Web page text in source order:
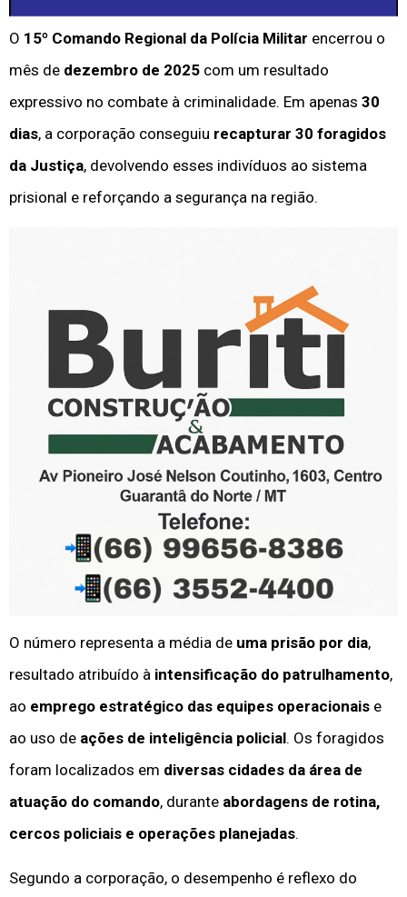
O 15º Comando Regional da Polícia Militar encerrou o
mês de dezembro de 2025 com um resultado
expressivo no combate à criminalidade. Em apenas 30
dias, a corporação conseguiu recapturar 30 foragidos
da Justiça, devolvendo esses indivíduos ao sistema
prisional e reforçando a segurança na região.
O número representa a média de uma prisão por dia,
resultado atribuído à intensificação do patrulhamento,
ao emprego estratégico das equipes operacionais e
ao uso de ações de inteligência policial. Os foragidos
foram localizados em diversas cidades da área de
atuação do comando, durante abordagens de rotina,
cercos policiais e operações planejadas.
Segundo a corporação, o desempenho é reflexo do